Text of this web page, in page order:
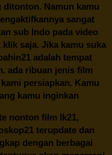
ditonton. Namun kamu
sangat
sub Indo pada video
saja. Jika kamu suka
adalah tempat
ada ribuan jenis film
persiapkan. Kamu
kamu inginkan
nonton film lk21,
terupdate dan
dengan berbagai